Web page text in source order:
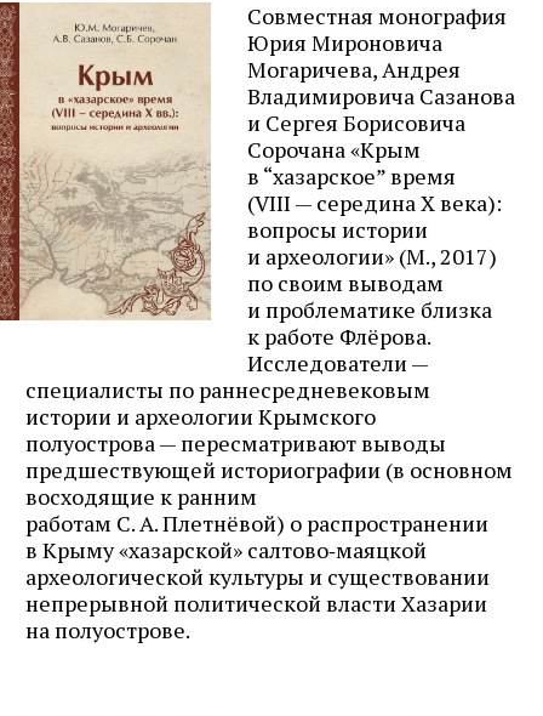
Совместная монография
Юрия Мироновича
Могаричева, Андрея
Владимировича Сазанова
и Сергея Борисовича
Сорочана «Крым
в “хазарское” время
(VIII — середина X века):
вопросы истории
и археологии» (М., 2017)
по своим выводам
и проблематике близка
к работе Флёрова.
Исследователи —
специалисты по раннесредневековым
истории и археологии Крымского
полуострова — пересматривают выводы
предшествующей историографии (в основном
восходящие к ранним
работам С. А. Плетнёвой) о распространении
в Крыму «хазарской» салтово‑маяцкой
археологической культуры и существовании
непрерывной политической власти Хазарии
на полуострове.